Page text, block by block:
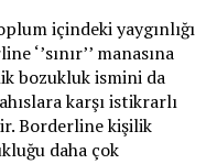
içindeki yaygınlığı
‘’sınır’’ manasına
bozukluk ismini da
karşı istikrarlı
Borderline kişilik
daha çok